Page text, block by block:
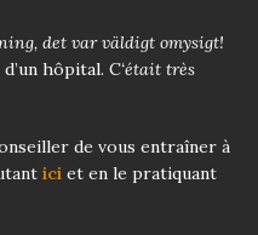
det var väldigt omysigt!
hôpital. C‘était très
de vous entraîner à
ici et en le pratiquant